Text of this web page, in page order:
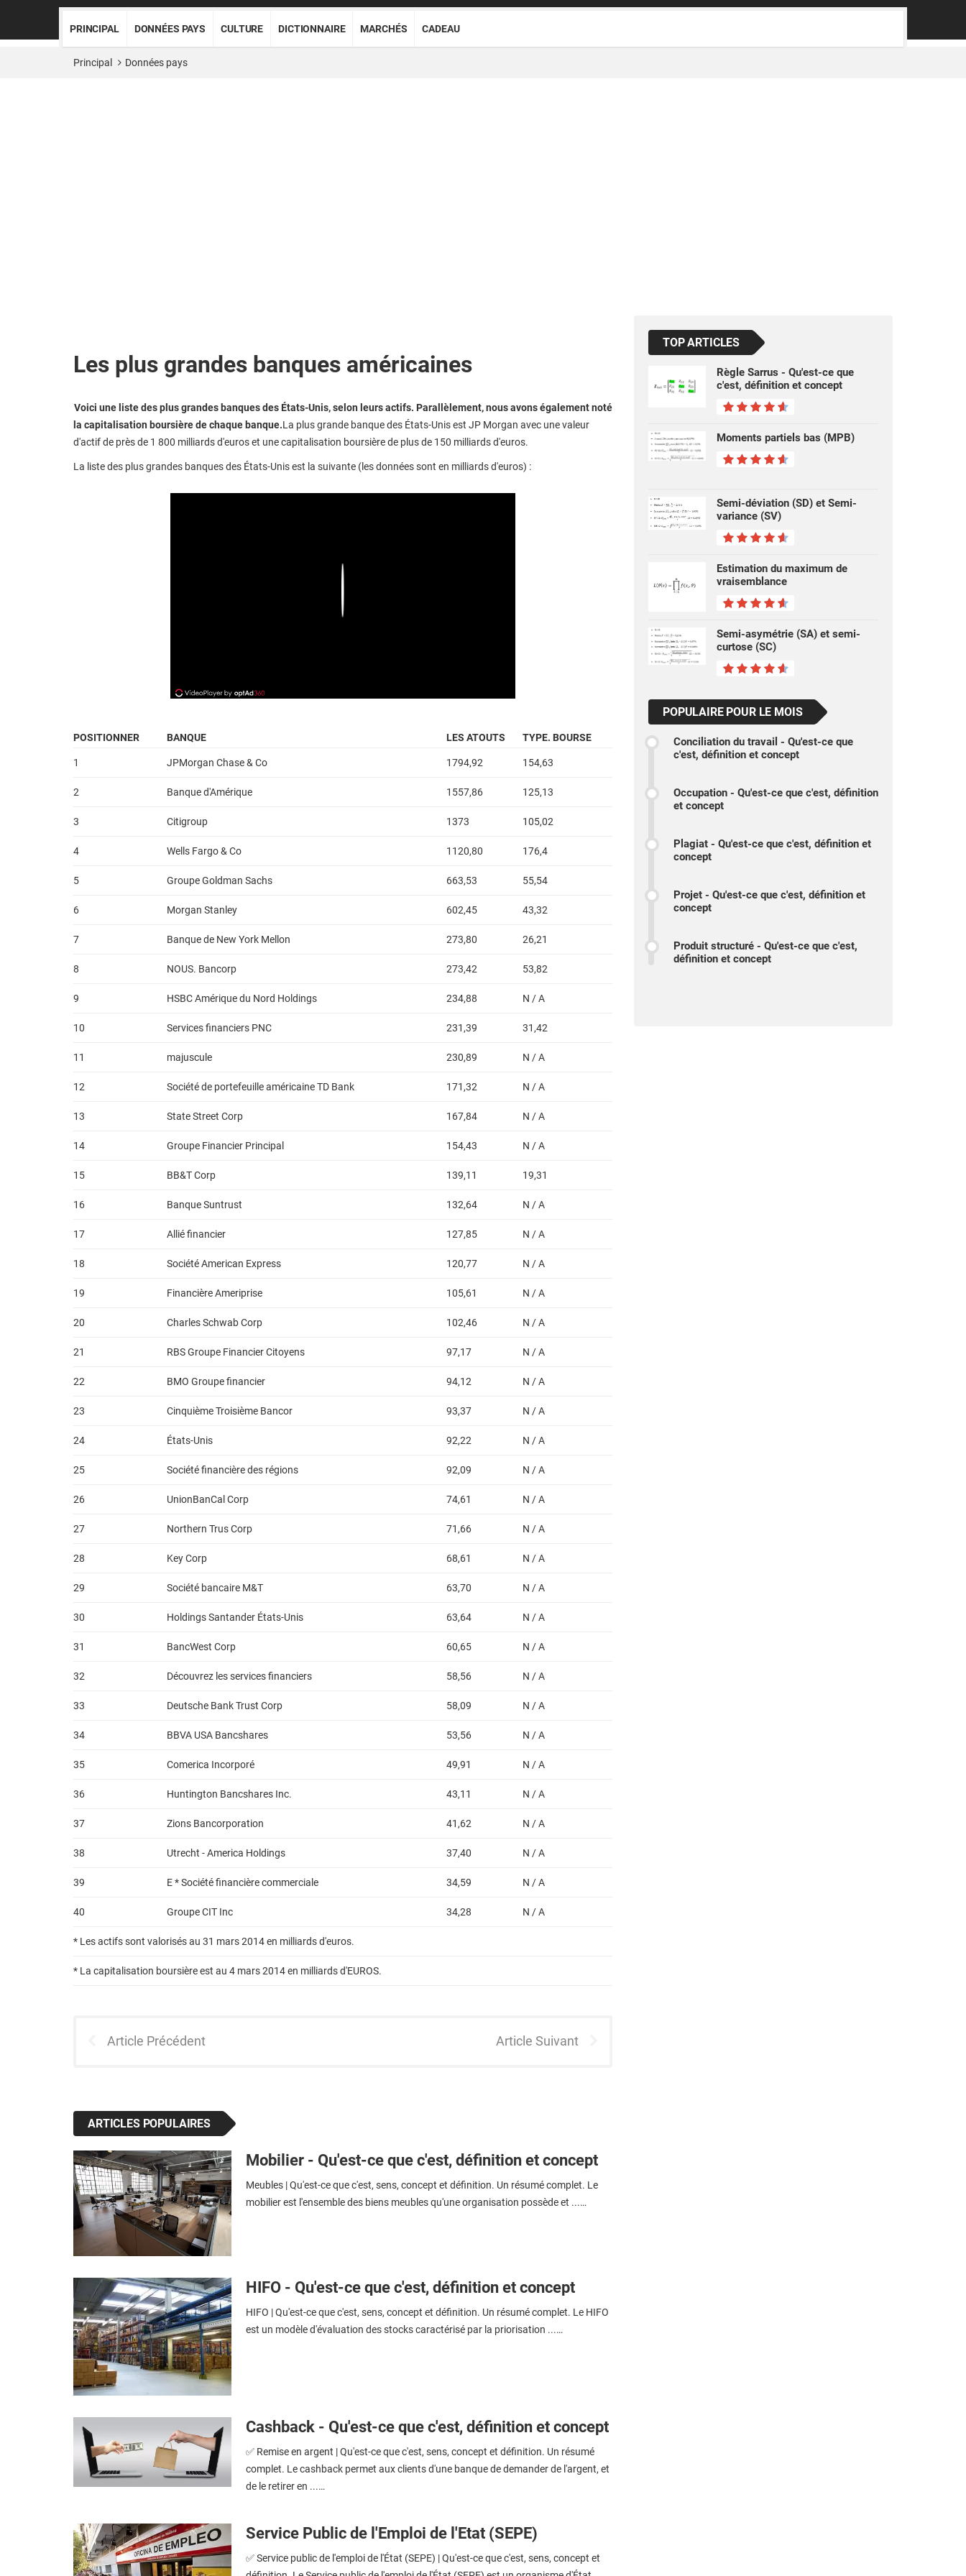
PRINCIPAL DONNÉES PAYS CULTURE DICTIONNAIRE MARCHÉS CADEAU
Principal Données pays
Les plus grandes banques américaines
Voici une liste des plus grandes banques des États-Unis, selon leurs actifs. Parallèlement, nous avons également noté
la capitalisation boursière de chaque banque.La plus grande banque des États-Unis est JP Morgan avec une valeur
d'actif de près de 1 800 milliards d'euros et une capitalisation boursière de plus de 150 milliards d'euros.
La liste des plus grandes banques des États-Unis est la suivante (les données sont en milliards d'euros) :
POSITIONNER BANQUE LES ATOUTS TYPE. BOURSE
1 JPMorgan Chase & Co 1794,92 154,63
2 Banque d'Amérique 1557,86 125,13
3 Citigroup 1373 105,02
4 Wells Fargo & Co 1120,80 176,4
5 Groupe Goldman Sachs 663,53 55,54
6 Morgan Stanley 602,45 43,32
7 Banque de New York Mellon 273,80 26,21
8 NOUS. Bancorp 273,42 53,82
9 HSBC Amérique du Nord Holdings 234,88 N / A
10 Services financiers PNC 231,39 31,42
11 majuscule 230,89 N / A
12 Société de portefeuille américaine TD Bank 171,32 N / A
13 State Street Corp 167,84 N / A
14 Groupe Financier Principal 154,43 N / A
15 BB&T Corp 139,11 19,31
16 Banque Suntrust 132,64 N / A
17 Allié financier 127,85 N / A
18 Société American Express 120,77 N / A
19 Financière Ameriprise 105,61 N / A
20 Charles Schwab Corp 102,46 N / A
21 RBS Groupe Financier Citoyens 97,17 N / A
22 BMO Groupe financier 94,12 N / A
23 Cinquième Troisième Bancor 93,37 N / A
24 États-Unis 92,22 N / A
25 Société financière des régions 92,09 N / A
26 UnionBanCal Corp 74,61 N / A
27 Northern Trus Corp 71,66 N / A
28 Key Corp 68,61 N / A
29 Société bancaire M&T 63,70 N / A
30 Holdings Santander États-Unis 63,64 N / A
31 BancWest Corp 60,65 N / A
32 Découvrez les services financiers 58,56 N / A
33 Deutsche Bank Trust Corp 58,09 N / A
34 BBVA USA Bancshares 53,56 N / A
35 Comerica Incorporé 49,91 N / A
36 Huntington Bancshares Inc. 43,11 N / A
37 Zions Bancorporation 41,62 N / A
38 Utrecht - America Holdings 37,40 N / A
39 E * Société financière commerciale 34,59 N / A
40 Groupe CIT Inc 34,28 N / A
* Les actifs sont valorisés au 31 mars 2014 en milliards d'euros.
* La capitalisation boursière est au 4 mars 2014 en milliards d'EUROS.
Article Précédent Article Suivant
ARTICLES POPULAIRES
Mobilier - Qu'est-ce que c'est, définition et concept
Meubles | Qu'est-ce que c'est, sens, concept et définition. Un résumé complet. Le
mobilier est l'ensemble des biens meubles qu'une organisation possède et ...…
HIFO - Qu'est-ce que c'est, définition et concept
HIFO | Qu'est-ce que c'est, sens, concept et définition. Un résumé complet. Le HIFO
est un modèle d'évaluation des stocks caractérisé par la priorisation ...…
Cashback - Qu'est-ce que c'est, définition et concept
✅ Remise en argent | Qu'est-ce que c'est, sens, concept et définition. Un résumé
complet. Le cashback permet aux clients d'une banque de demander de l'argent, et
de le retirer en ...…
Service Public de l'Emploi de l'Etat (SEPE)
✅ Service public de l'emploi de l'État (SEPE) | Qu'est-ce que c'est, sens, concept et
TOP ARTICLES
Règle Sarrus - Qu'est-ce que
c'est, définition et concept
Moments partiels bas (MPB)
Semi-déviation (SD) et Semi-
variance (SV)
Estimation du maximum de
vraisemblance
Semi-asymétrie (SA) et semi-
curtose (SC)
POPULAIRE POUR LE MOIS
Conciliation du travail - Qu'est-ce que
c'est, définition et concept
Occupation - Qu'est-ce que c'est, définition
et concept
Plagiat - Qu'est-ce que c'est, définition et
concept
Projet - Qu'est-ce que c'est, définition et
concept
Produit structuré - Qu'est-ce que c'est,
définition et concept